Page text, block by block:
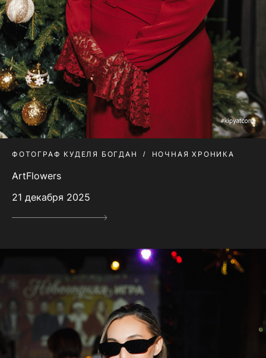
ФОТОГРАФ КУДЕЛЯ БОГДАН НОЧНАЯ ХРОНИКА
ArtFlowers
21 декабря 2025